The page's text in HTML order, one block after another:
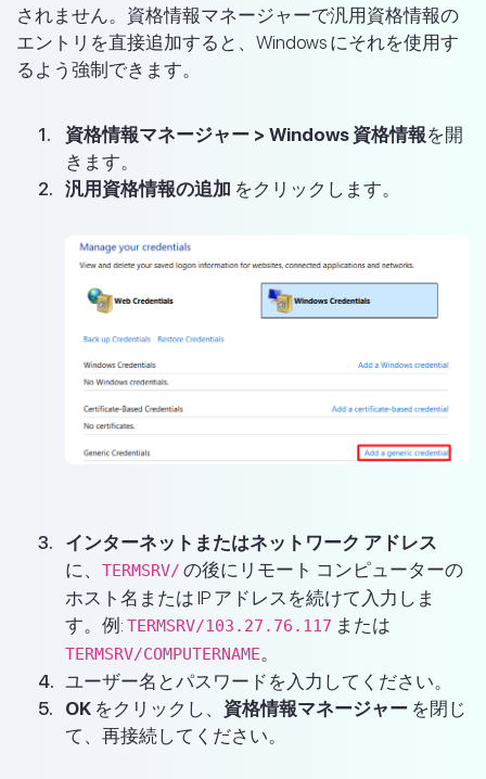
されません。資格情報マネージャーで汎用資格情報の
エントリを直接追加すると、Windows にそれを使用す
るよう強制できます。
資格情報マネージャー > Windows 資格情報を開
きます。
汎用資格情報の追加 をクリックします。
インターネットまたはネットワーク アドレス
に、 TERMSRV/ の後にリモート コンピューターの
ホスト名または IP アドレスを続けて入力しま
す。例: TERMSRV/103.27.76.117 または
TERMSRV/COMPUTERNAME。
ユーザー名とパスワードを入力してください。
OK をクリックし、 資格情報マネージャー を閉じ
て、再接続してください。